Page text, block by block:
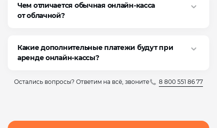
Чем отличается обычная онлайн‑касса
от облачной?
Какие дополнительные платежи будут при
аренде онлайн‑кассы?
Остались вопросы? Ответим на всё, звоните 8 800 551 86 77